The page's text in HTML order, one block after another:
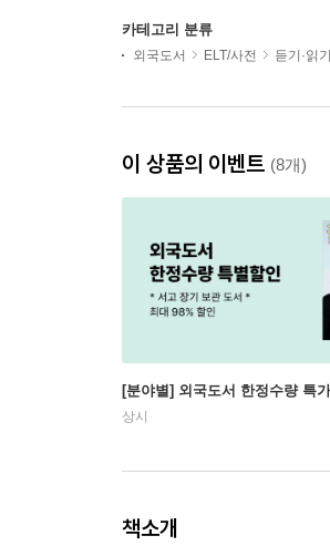
카테고리 분류
외국도서 ELT/사전 듣기·읽
이 상품의 이벤트 (8개)
[분야별] 외국도서 한정수량 특
상시
책소개